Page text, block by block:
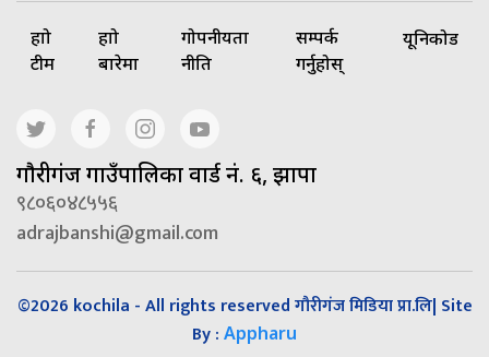
हाम्रो
टीम
हाम्रो
बारेमा
गोपनीयता
नीति
सम्पर्क
गर्नुहोस्
यूनिकोड
गाैरीगंज गाउँपालिका वार्ड नं. ६, झापा
९८०६०४८५५६
adrajbanshi@gmail.com
©2026 kochila - All rights reserved गौरीगंज मिडिया प्रा.लि| Site
By : Appharu